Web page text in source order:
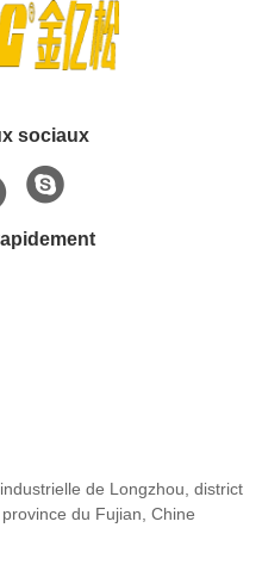
sociaux
de Longzhou, district
du Fujian, Chine